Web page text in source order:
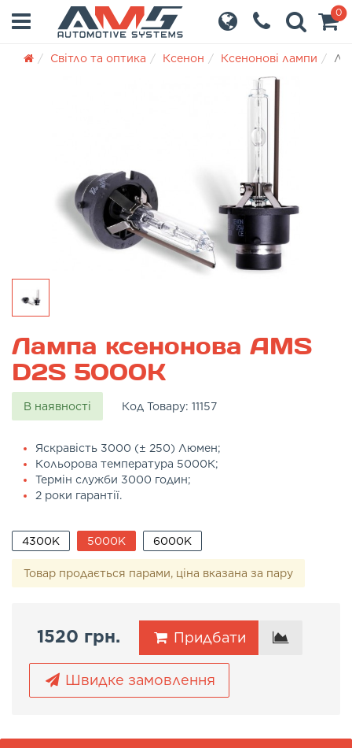
0
Світло та оптика Ксенон Ксенонові лампи
Лампа ксенонова AMS
D2S 5000K
В наявності Код Товару: 11157
Яскравість 3000 (± 250) Люмен;
Кольорова температура 5000К;
Термін служби 3000 годин;
2 роки гарантії.
4300K 5000K 6000K
Товар продається парами, ціна вказана за пару
1520 грн. Придбати
Швидке замовлення